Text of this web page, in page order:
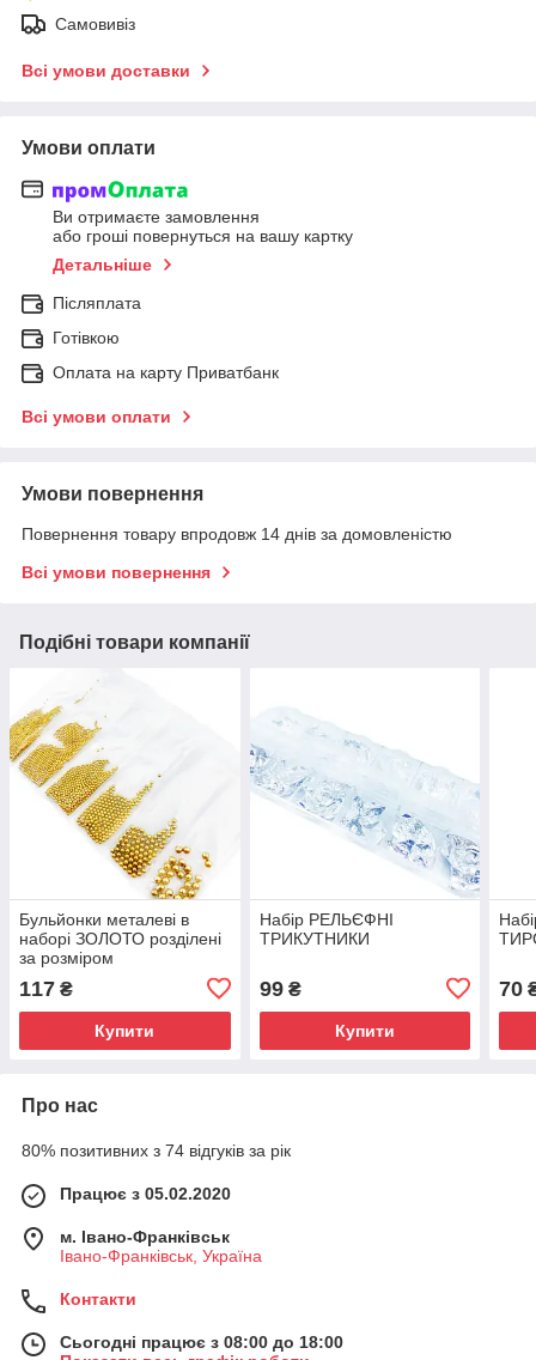
Самовивіз
Всі умови доставки
Умови оплати
Ви отримаєте замовлення
або гроші повернуться на вашу картку
Детальніше
Післяплата
Готівкою
Оплата на карту Приватбанк
Всі умови оплати
Умови повернення
Повернення товару впродовж 14 днів за домовленістю
Всі умови повернення
Подібні товари компанії
Бульйонки металеві в
наборі ЗОЛОТО розділені
за розміром
117 ₴
Купити
Набір РЕЛЬЄФНІ
ТРИКУТНИКИ
99₴
Купити
70
Про нас
80% позитивних з 74 відгуків за рік
Працює з 05.02.2020
м. Івано-Франківськ
Івано-Франківськ, Україна
Контакти
Сьогодні працює з 08:00 до 18:00